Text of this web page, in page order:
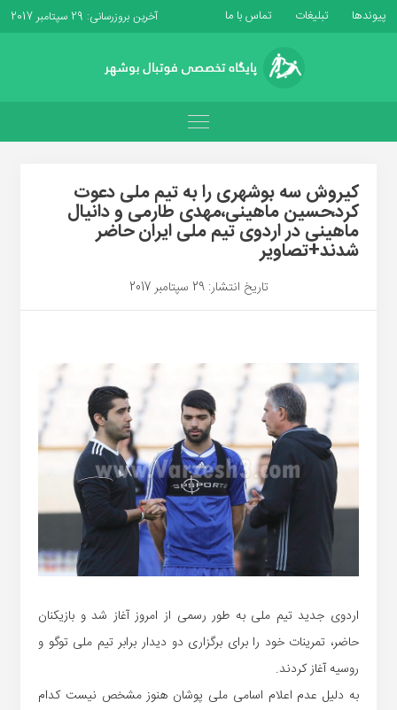
پیوندها تبلیغات تماس با ما آخرین بروزرسانی: 29 سپتامبر 2017
کیروش سه بوشهری را به تیم ملی دعوت
کرد،حسین ماهینی،مهدی طارمی و دانیال
ماهینی در اردوی تیم ملی ایران حاضر
شدند+تصاویر
تاریخ انتشار: 29 سپتامبر 2017
اردوی جدید تیم ملی به طور رسمی از امروز آغاز شد و بازیکنان
حاضر، تمرینات خود را برای برگزاری دو دیدار برابر تیم ملی توگو و
روسیه آغاز کردند.
به دلیل عدم اعلام اسامی ملی پوشان هنوز مشخص نیست کدام